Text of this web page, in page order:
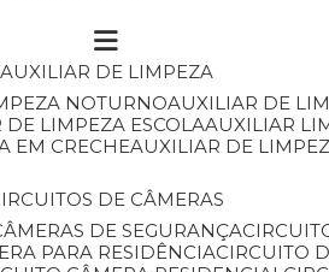
AUXILIAR DE LIMPEZA
NOTURNO
AUXILIAR DE
DE LIMPEZA ESCOLA AUXILIAR
EM CRECHE
AUXILIAR DE
CIRCUITOS DE CÂMERAS
DE SEGURANÇA
PARA RESIDÊNCIA
CIRCUITO